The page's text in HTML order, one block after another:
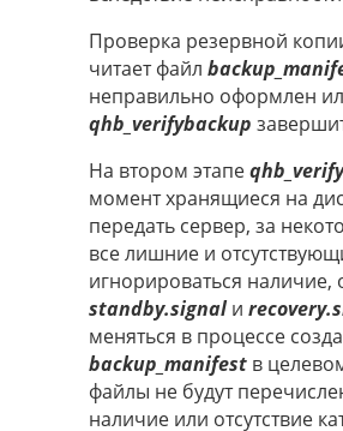
Проверка резервной
читает файл
неправильно оформлен
qhb_verifybackup
На втором этапе
момент хранящиеся на
передать сервер, за
все лишние и
игнорироваться наличие,
standby.signalи
меняться в процессе
backup_manifest в
файлы не будут
наличие или отсутствие